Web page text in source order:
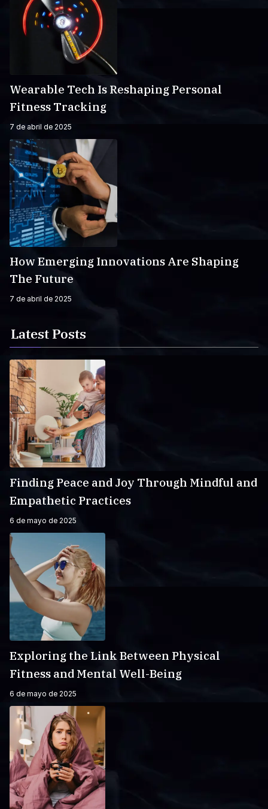
Wearable Tech Is Reshaping Personal
Fitness Tracking
7 de abril de 2025
How Emerging Innovations Are Shaping
The Future
7 de abril de 2025
Latest Posts
Finding Peace and Joy Through Mindful and
Empathetic Practices
6 de mayo de 2025
Exploring the Link Between Physical
Fitness and Mental Well-Being
6 de mayo de 2025